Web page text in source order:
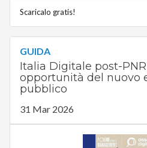
Scaricalo gratis!
GUIDA
Italia Digitale post-
opportunità del nuovo
pubblico
31 Mar 2026